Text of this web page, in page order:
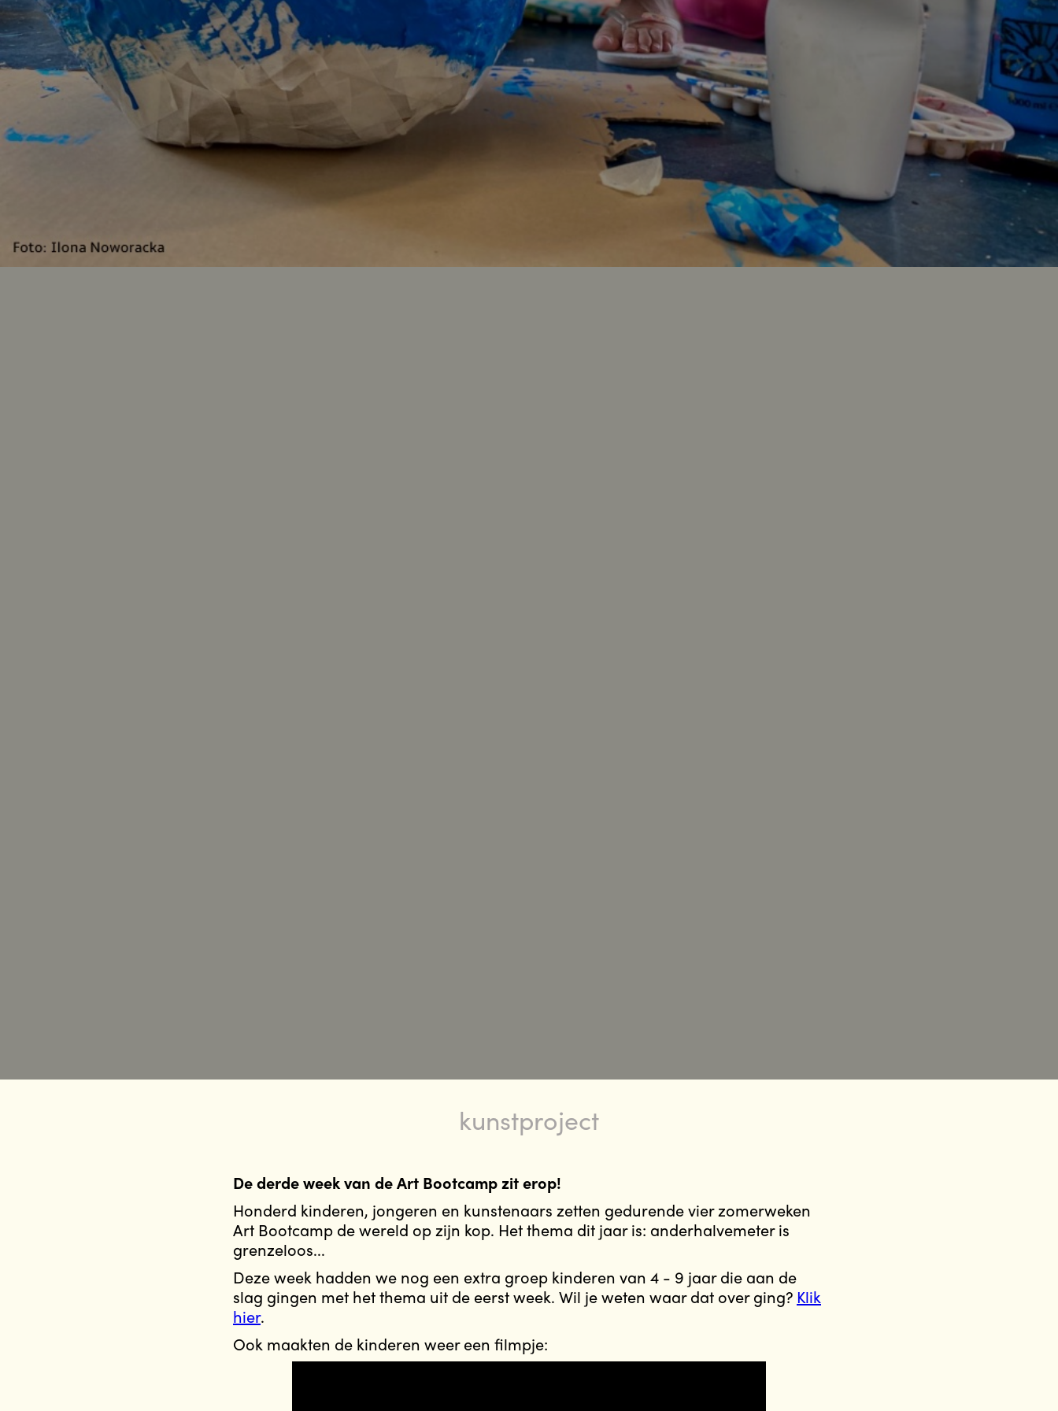
kunstproject
De derde week van de Art Bootcamp zit erop!
Honderd kinderen, jongeren en kunstenaars zetten gedurende vier zomerweken
Art Bootcamp de wereld op zijn kop. Het thema dit jaar is: anderhalvemeter is
grenzeloos...
Deze week hadden we nog een extra groep kinderen van 4 - 9 jaar die aan de
slag gingen met het thema uit de eerst week. Wil je weten waar dat over ging? Klik
hier.
Ook maakten de kinderen weer een filmpje: